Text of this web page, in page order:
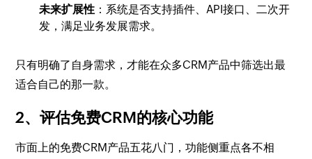
未来扩展性 ：系统是否支持插件、API接口、二次开
发，满足业务发展需求。
只有明确了自身需求，才能在众多CRM产品中筛选出最
适合自己的那一款。
2、评估免费CRM的核心功能
市面上的免费CRM产品五花八门，功能侧重点各不相